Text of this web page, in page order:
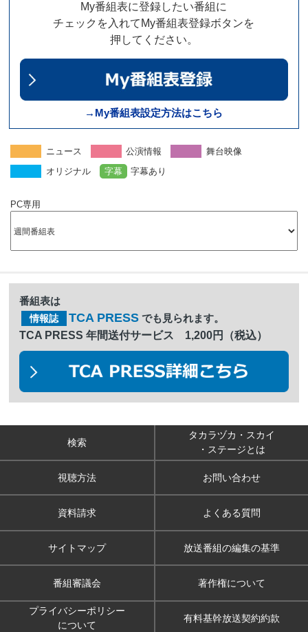
My番組表に登録したい番組に
チェックを入れてMy番組表登録ボタンを
押してください。
→My番組表設定方法はこちら
ニュース 公演情報
舞台映像
オリジナル
字幕 字幕あり
PC専用
番組表は
情報誌 TCA PRESS でも見られます。
TCA PRESS 年間送付サービス 1,200円（税込）
検索
タカラヅカ・スカイ
・ステージとは
視聴方法 お問い合わせ
資料請求 よくある質問
サイトマップ 放送番組の編集の基準
番組審議会 著作権について
プライバシーポリシー
について
有料基幹放送契約約款